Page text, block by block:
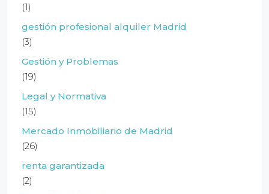
(1)
gestión profesional alquiler Madrid
(3)
Gestión y Problemas
(19)
Legal y Normativa
(15)
Mercado Inmobiliario de Madrid
(26)
renta garantizada
(2)